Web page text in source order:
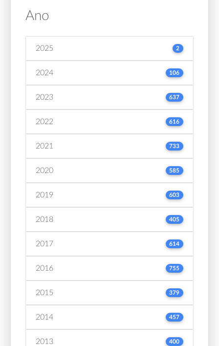
Ano
2025 2
2024 106
2023 637
2022 616
2021 733
2020 585
2019 603
2018 405
2017 614
2016 755
2015 379
2014 457
2013 400